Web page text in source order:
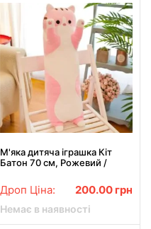
М'яка дитяча іграшка Кіт
Батон 70 см, Рожевий /
довгий кошеня
Дроп Ціна: 200.00 грн
Немає в наявності